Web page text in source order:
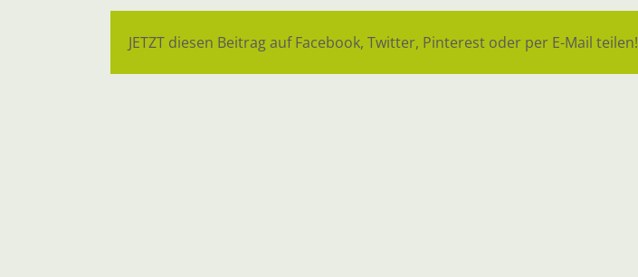
JETZT diesen Beitrag auf Facebook, Twitter, Pinterest oder per E-Mail teilen!